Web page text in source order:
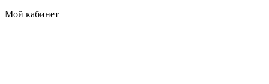
Мой кабинет